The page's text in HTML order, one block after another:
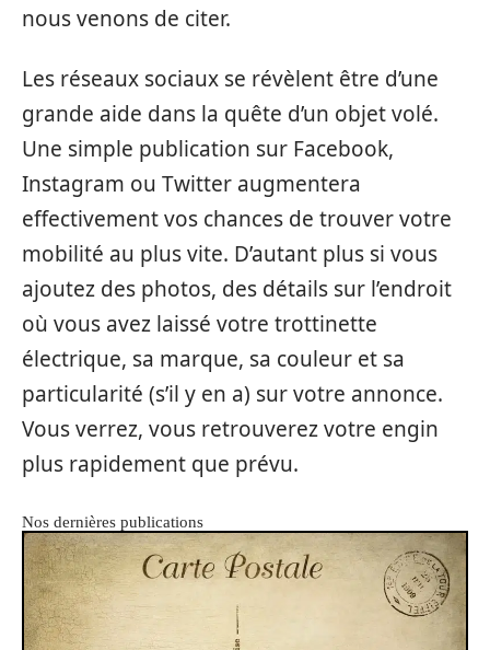
nous venons de citer.
Les réseaux sociaux se révèlent être d’une
grande aide dans la quête d’un objet volé.
Une simple publication sur Facebook,
Instagram ou Twitter augmentera
effectivement vos chances de trouver votre
mobilité au plus vite. D’autant plus si vous
ajoutez des photos, des détails sur l’endroit
où vous avez laissé votre trottinette
électrique, sa marque, sa couleur et sa
particularité (s’il y en a) sur votre annonce.
Vous verrez, vous retrouverez votre engin
plus rapidement que prévu.
Nos dernières publications